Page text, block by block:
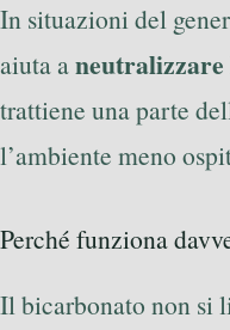
In situazioni del
aiuta aneutralizzare
trattiene una parte
l’ambiente meno
Perché funziona
Il bicarbonato non si